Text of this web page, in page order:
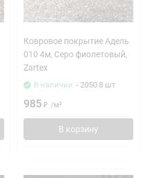
Ковровое покрытие Адель
010 4м, Серо фиолетовый,
Zartex
В наличии - 2050.8 шт
985 ₽ /м²
В корзину